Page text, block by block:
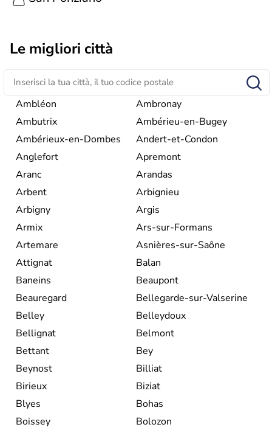
Le migliori città
Ambléon
Ambronay
Ambutrix
Ambérieu-en-Bugey
Ambérieux-en-Dombes
Andert-et-Condon
Anglefort
Apremont
Aranc
Arandas
Arbent
Arbignieu
Arbigny
Argis
Armix
Ars-sur-Formans
Artemare
Asnières-sur-Saône
Attignat
Balan
Baneins
Beaupont
Beauregard
Bellegarde-sur-Valserine
Belley
Belleydoux
Bellignat
Belmont
Bettant
Bey
Beynost
Billiat
Birieux
Biziat
Blyes
Bohas
Boissey
Bolozon